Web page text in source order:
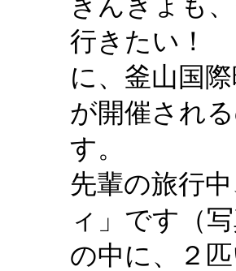
行きたい！
に、釜山国
が開催され
す。
先輩の旅行
ィ」です（
の中に、２匹